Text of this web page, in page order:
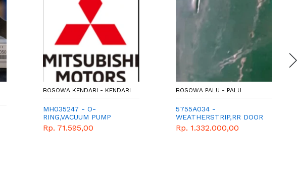
BOSOWA KENDARI - KENDARI
MH035247 - O-
RING,VACUUM PUMP
Rp. 71.595,00
BOSOWA PALU - PALU
5755A034 -
WEATHERSTRIP,RR DOOR
OPENING,O - MITSUBISHI
- GENUINE
Rp. 1.332.000,00